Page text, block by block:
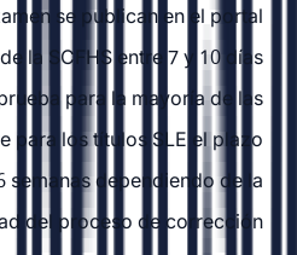
se publican en el portal
la SCFHS entre 7 y 10 días
para la mayoría de las
para los títulos SLE el plazo
dependiendo de la
del proceso de corrección.